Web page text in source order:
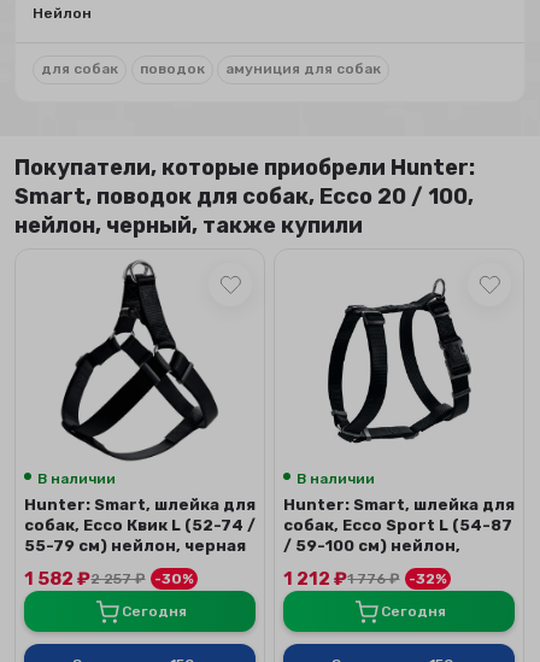
Нейлон
для собак поводок амуниция для собак
Покупатели, которые приобрели Hunter:
Smart, поводок для собак, Ecco 20 / 100,
нейлон, черный, также купили
В наличии
Hunter: Smart, шлейка для
собак, Ecco Квик L (52-74 /
55-79 см) нейлон, черная
1 582₽2 257₽
-30%
Сегодня
В наличии
Hunter: Smart, шлейка для
собак, Ecco Sport L (54-87
/ 59-100 см) нейлон,
1 212₽1 776₽
-32%
Сегодня